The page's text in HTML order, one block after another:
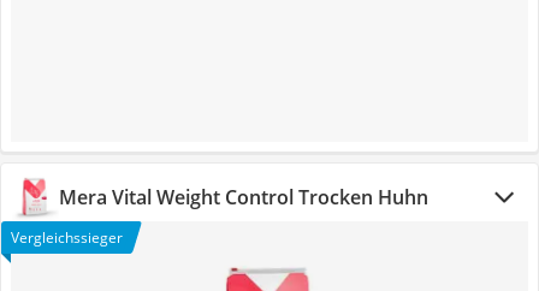
Mera Vital Weight Control Trocken Huhn
Vergleichssieger